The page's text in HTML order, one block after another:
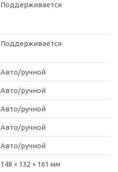
Поддерживается
Поддерживается
Авто/ручной
Авто/ручной
Авто/ручной
Авто/ручной
Авто/ручной
148 × 132 × 161 мм